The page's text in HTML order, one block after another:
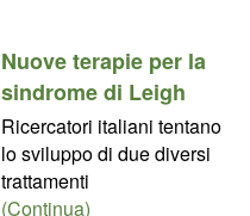
Nuove terapie per la
sindrome di Leigh
Ricercatori italiani tentano
lo sviluppo di due diversi
trattamenti
(Continua)